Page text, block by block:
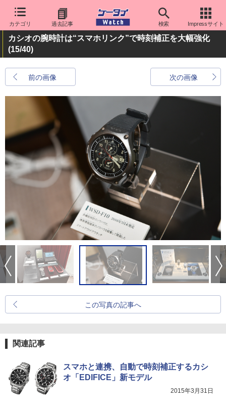
カテゴリ 過去記事 検索 Impressサイト
カシオの腕時計は“スマホリンク”で時刻補正を大幅強化
(15/40)
前の画像 次の画像
この写真の記事へ
関連記事
スマホと連携、自動で時刻補正するカシ
オ「EDIFICE」新モデル
2015年3月31日